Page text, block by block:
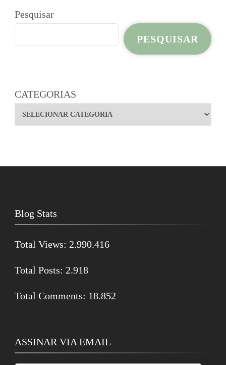
Pesquisar
PESQUISAR
CATEGORIAS
Blog Stats
Total Views: 2.990.416
Total Posts: 2.918
Total Comments: 18.852
ASSINAR VIA EMAIL